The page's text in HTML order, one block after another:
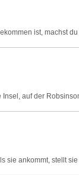
ist, machst
auf der
sie ankommt, stellt sie